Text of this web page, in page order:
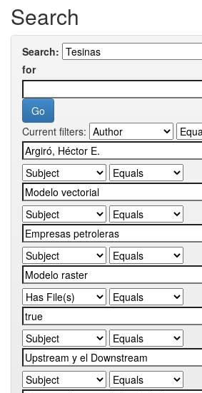
Search
Search:
for
Current filters: